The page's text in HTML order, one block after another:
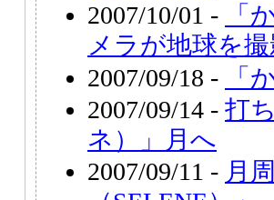
2007/10/01 -
「
メラが地球を
2007/09/18 -
「
2007/09/14 - 打
ネ）」月へ
2007/09/11 - 月